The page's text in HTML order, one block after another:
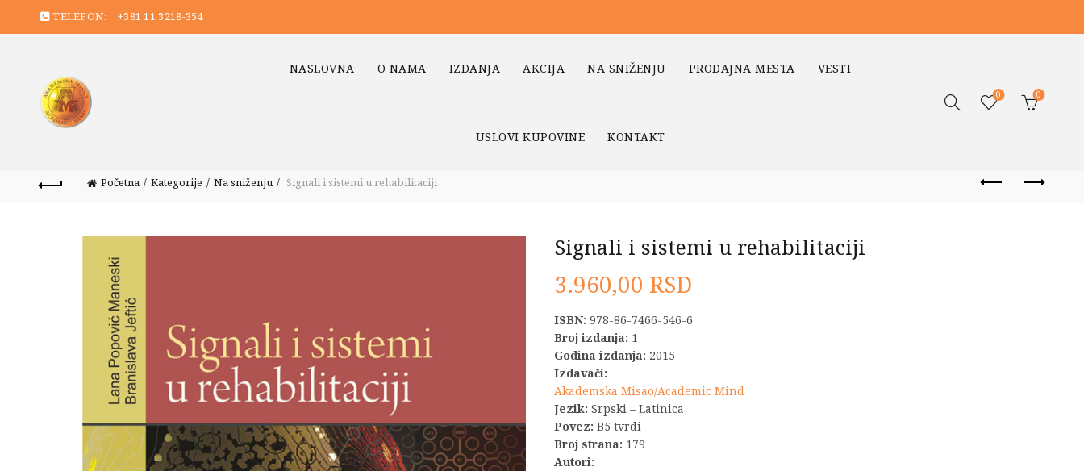
TELEFON: +381 11 3218-354
NASLOVNA O NAMA IZDANJA AKCIJA NA SNIŽENJU PRODAJNA MESTA VESTI
USLOVI KUPOVINE KONTAKT
0 0
Početna Kategorije Na sniženju Signali i sistemi u rehabilitaciji
Signali i sistemi u rehabilitaciji
3.960,00 RSD
ISBN: 978-86-7466-546-6
Broj izdanja: 1
Godina izdanja: 2015
Izdavači:
Akademska Misao/Academic Mind
Jezik: Srpski – Latinica
Povez: B5 tvrdi
Broj strana: 179
Autori: